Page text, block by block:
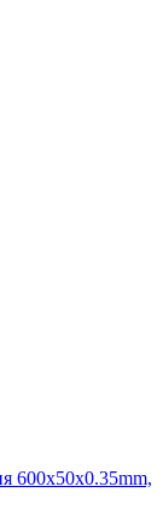
600x50x0.35mm,